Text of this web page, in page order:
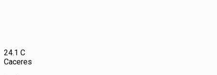
24.1 C
Caceres